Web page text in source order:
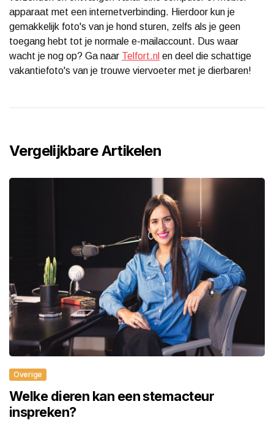
apparaat met een internetverbinding. Hierdoor kun je
gemakkelijk foto's van je hond sturen, zelfs als je geen
toegang hebt tot je normale e-mailaccount. Dus waar
wacht je nog op? Ga naar Telfort.nl en deel die schattige
vakantiefoto's van je trouwe viervoeter met je dierbaren!
Vergelijkbare Artikelen
Overige
Welke dieren kan een stemacteur
inspreken?